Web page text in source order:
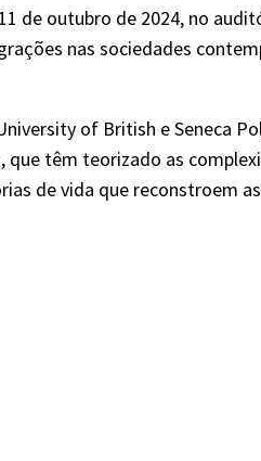
de outubro de 2024, no
nas sociedades
of British e Seneca
que têm teorizado as
de vida que reconstroem